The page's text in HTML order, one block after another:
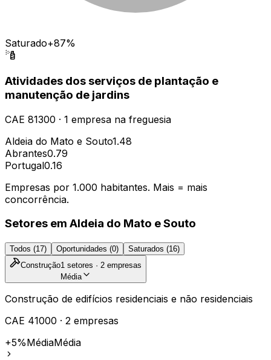
Saturado+87%
Atividades dos serviços de plantação e
manutenção de jardins
CAE 81300 · 1 empresa na freguesia
Aldeia do Mato e Souto1.48
Abrantes0.79
Portugal0.16
Empresas por 1.000 habitantes. Mais = mais
concorrência.
Setores em Aldeia do Mato e Souto
Todos (17) Oportunidades (0) Saturados (16)
Construção1 setores · 2 empresas
Média
Construção de edifícios residenciais e não residenciais
CAE 41000 · 2 empresas
+5%MédiaMédia